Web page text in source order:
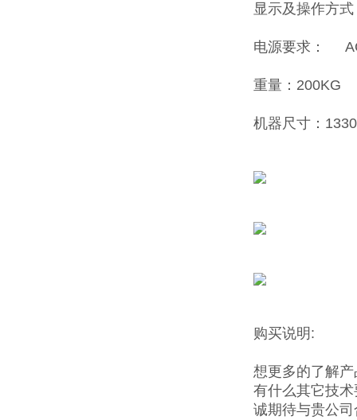
显示及操作方
电源要求：
重量：200KG
机器尺寸：
购买说明:
想更多的了解
有什么其它技
诚期待与贵公